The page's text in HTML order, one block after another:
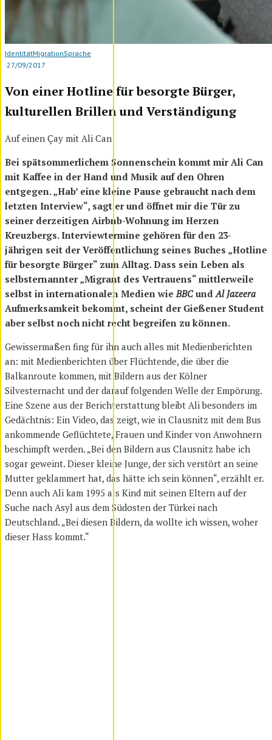
IdentitätMigrationSprache
·27/09/2017
Von einer Hotline für besorgte Bürger,
kulturellen Brillen und Verständigung
Auf einen Çay mit Ali Can
Bei spätsommerlichem Sonnenschein kommt mir Ali Can
mit Kaffee in der Hand und Musik auf den Ohren
entgegen. „Hab’ eine kleine Pause gebraucht nach dem
letzten Interview“, sagt er und öffnet mir die Tür zu
seiner derzeitigen Airbnb-Wohnung im Herzen
Kreuzbergs. Interviewtermine gehören für den 23-
jährigen seit der Veröffentlichung seines Buches „Hotline
für besorgte Bürger“ zum Alltag. Dass sein Leben als
selbsternannter „Migrant des Vertrauens“ mittlerweile
selbst in internationalen Medien wieBBCundAl Jazeera
Aufmerksamkeit bekommt, scheint der Gießener Student
aber selbst noch nicht recht begreifen zu können.
Gewissermaßen fing für ihn auch alles mit Medienberichten
an: mit Medienberichten über Flüchtende, die über die
Balkanroute kommen, mit Bildern aus der Kölner
Silvesternacht und der darauf folgenden Welle der Empörung.
Eine Szene aus der Berichterstattung bleibt Ali besonders im
Gedächtnis: Ein Video, das zeigt, wie in Clausnitz mit dem Bus
ankommende Geflüchtete, Frauen und Kinder von Anwohnern
beschimpft werden. „Bei den Bildern aus Clausnitz habe ich
sogar geweint. Dieser kleine Junge, der sich verstört an seine
Mutter geklammert hat, das hätte ich sein können“, erzählt er.
Denn auch Ali kam 1995 als Kind mit seinen Eltern auf der
Suche nach Asyl aus dem Südosten der Türkei nach
Deutschland. „Bei diesen Bildern, da wollte ich wissen, woher
dieser Hass kommt.“